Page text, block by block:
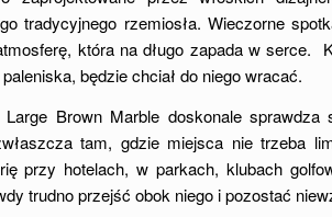
tradycyjnego rzemiosła. Wieczorne
która na długo zapada w serce.
będzie chciał do niego wracać.
Large Brown Marble doskonale sprawdza
tam, gdzie miejsca nie trzeba
przy hotelach, w parkach, klubach
trudno przejść obok niego i pozostać